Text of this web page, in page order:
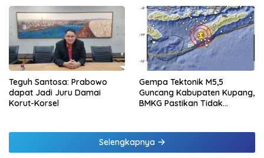
Teguh Santosa: Prabowo
dapat Jadi Juru Damai
Korut-Korsel
Gempa Tektonik M5,5
Guncang Kabupaten Kupang,
BMKG Pastikan Tidak
Selengkapnya